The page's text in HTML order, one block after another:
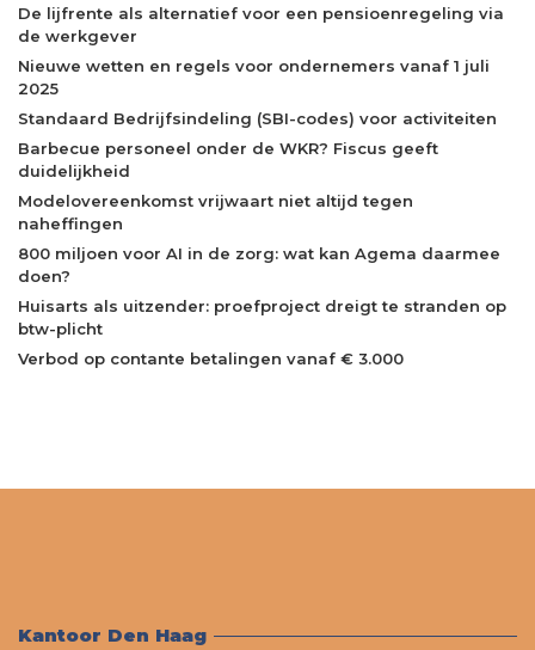
De lijfrente als alternatief voor een pensioenregeling via
de werkgever
Nieuwe wetten en regels voor ondernemers vanaf 1 juli
2025
Standaard Bedrijfsindeling (SBI-codes) voor activiteiten
Barbecue personeel onder de WKR? Fiscus geeft
duidelijkheid
Modelovereenkomst vrijwaart niet altijd tegen
naheffingen
800 miljoen voor AI in de zorg: wat kan Agema daarmee
doen?
Huisarts als uitzender: proefproject dreigt te stranden op
btw-plicht
Verbod op contante betalingen vanaf € 3.000
Kantoor Den Haag